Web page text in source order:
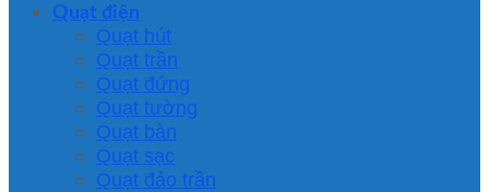
Quạt điện
Quạt hút
Quạt trần
Quạt đứng
Quạt tường
Quạt bàn
Quạt sạc
Quạt đảo trần